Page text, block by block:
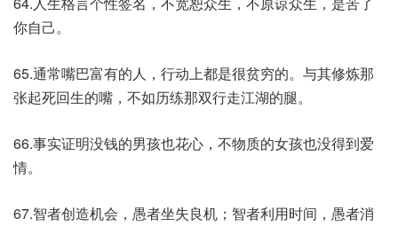
你自己。
65.通常嘴巴富有的人，行动上都是很贫穷的。与其修炼那
张起死回生的嘴，不如历练那双行走江湖的腿。
66.事实证明没钱的男孩也花心，不物质的女孩也没得到爱
情。
67.智者创造机会，愚者坐失良机；智者利用时间，愚者消